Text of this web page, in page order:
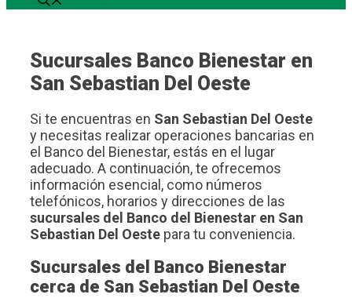
Sucursales Banco Bienestar en
San Sebastian Del Oeste
Si te encuentras en San Sebastian Del Oeste
y necesitas realizar operaciones bancarias en
el Banco del Bienestar, estás en el lugar
adecuado. A continuación, te ofrecemos
información esencial, como números
telefónicos, horarios y direcciones de las
sucursales del Banco del Bienestar en San
Sebastian Del Oeste para tu conveniencia.
Sucursales del Banco Bienestar
cerca de San Sebastian Del Oeste